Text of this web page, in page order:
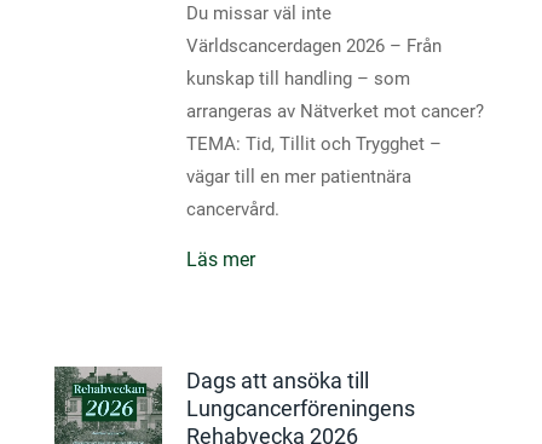
Du missar väl inte
Världscancerdagen 2026 – Från
kunskap till handling – som
arrangeras av Nätverket mot cancer?
TEMA: Tid, Tillit och Trygghet –
vägar till en mer patientnära
cancervård.
Läs mer
Dags att ansöka till
Lungcancerföreningens
Rehabvecka 2026